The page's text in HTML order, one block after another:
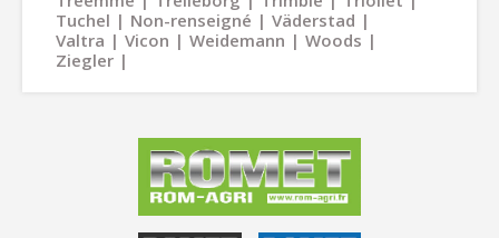
Tuchel
Non-renseigné
Väderstad
Valtra
Vicon Weidemann
Woods
Ziegler